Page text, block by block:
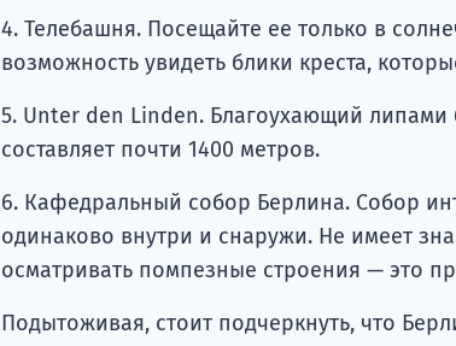
4. Телебашня. Посещайте ее только в
возможность увидеть блики креста,
5. Unter den Linden. Благоухающий липами
составляет почти 1400 метров.
6. Кафедральный собор Берлина. Собор
одинаково внутри и снаружи. Не имеет
осматривать помпезные строения — это
Подытоживая, стоит подчеркнуть, что